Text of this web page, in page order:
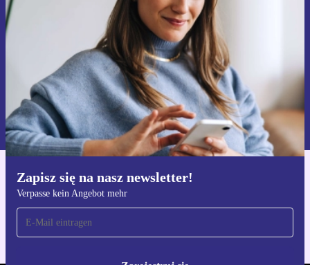
Zapisz się na nasz newsletter!
Verpasse kein Angebot mehr
Zarejestruj się
Informacje na temat używania danych osobowych znajdują się w
naszej
Polityce prywatności
Pobierz aplikację refurbed
Dla iOS i Android